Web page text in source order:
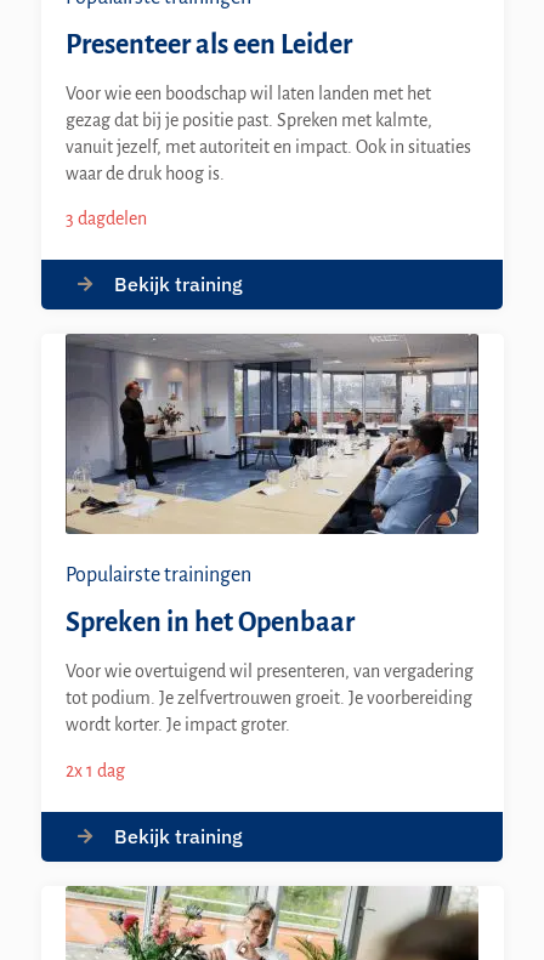
Presenteer als een Leider
Voor wie een boodschap wil laten landen met het
gezag dat bij je positie past. Spreken met kalmte,
vanuit jezelf, met autoriteit en impact. Ook in situaties
waar de druk hoog is.
3 dagdelen
Bekijk training
Populairste trainingen
Spreken in het Openbaar
Voor wie overtuigend wil presenteren, van vergadering
tot podium. Je zelfvertrouwen groeit. Je voorbereiding
wordt korter. Je impact groter.
2x 1 dag
Bekijk training